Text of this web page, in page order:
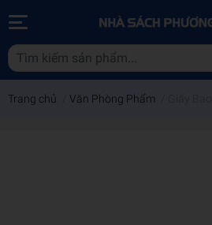
Trang chủ Văn Phòng Phẩm